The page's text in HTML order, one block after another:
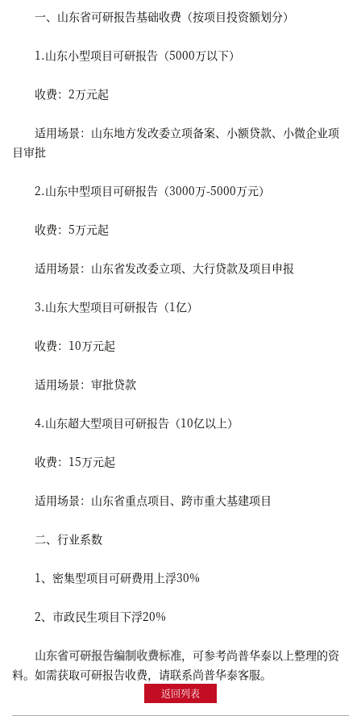
一、山东省可研报告基础收费（按项目投资额划分）
1.山东小型项目可研报告（5000万以下）
收费：2万元起
适用场景：山东地方发改委立项备案、小额贷款、小微企业项
目审批
2.山东中型项目可研报告（3000万-5000万元）
收费：5万元起
适用场景：山东省发改委立项、大行贷款及项目申报
3.山东大型项目可研报告（1亿）
收费：10万元起
适用场景：审批贷款
4.山东超大型项目可研报告（10亿以上）
收费：15万元起
适用场景：山东省重点项目、跨市重大基建项目
二、行业系数
1、密集型项目可研费用上浮30%
2、市政民生项目下浮20%
山东省可研报告编制收费标准 ，可参考尚普华泰以上整理的资
料。如需获取可研报告收费，请联系尚普华泰客服。
返回列表